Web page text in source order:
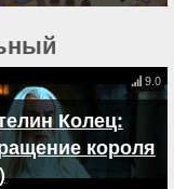
Колец:
короля
9.0